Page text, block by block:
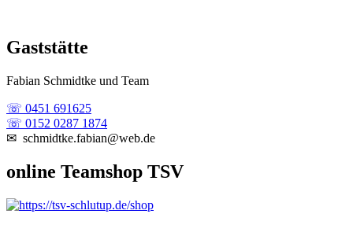
Gaststätte
Fabian Schmidtke und Team
☏ 0451 691625
☏ 0152 0287 1874
✉ schmidtke.fabian@web.de
online Teamshop TSV